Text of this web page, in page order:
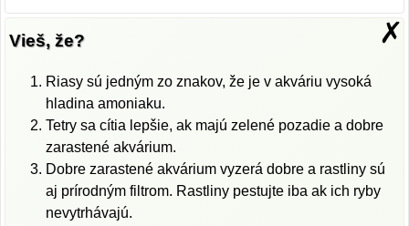
✗
Vieš, že?
Riasy sú jedným zo znakov, že je v akváriu vysoká
hladina amoniaku.
Tetry sa cítia lepšie, ak majú zelené pozadie a dobre
zarastené akvárium.
Dobre zarastené akvárium vyzerá dobre a rastliny sú
aj prírodným filtrom. Rastliny pestujte iba ak ich ryby
nevytrhávajú.